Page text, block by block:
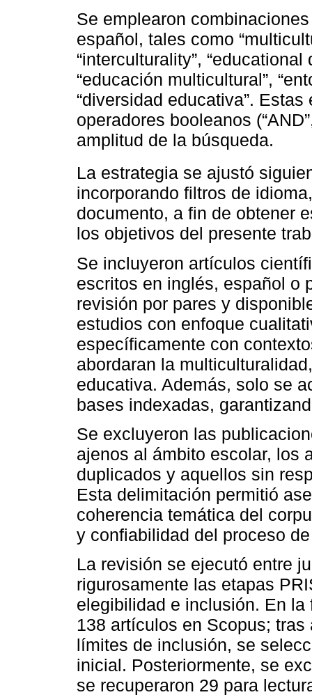
Se emplearon
español, tales como
“interculturality”,
“educación multicultural”,
“diversidad educativa”.
operadores booleanos
amplitud de la búsqueda.
La estrategia se ajustó
incorporando filtros de
documento, a fin de obtener
los objetivos del presente
Se incluyeron artículos
escritos en inglés, español o
revisión por pares y
estudios con enfoque
específicamente con
abordaran la
educativa. Además, solo se
bases indexadas,
Se excluyeron las
ajenos al ámbito escolar, los
duplicados y aquellos sin
Esta delimitación permitió
coherencia temática del
y confiabilidad del proceso
La revisión se ejecutó entre
rigurosamente las etapas
elegibilidad e inclusión. En
138 artículos en Scopus;
límites de inclusión, se
inicial. Posteriormente, se
se recuperaron 29 para